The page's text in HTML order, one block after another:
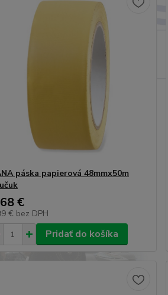
páska papierová 48mmx50m
€
€ bez DPH
Pridať do košíka